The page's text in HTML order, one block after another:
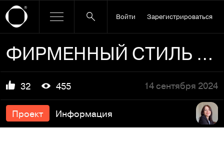
Войти Зарегистрироваться
ФИРМЕННЫЙ СТИЛЬ ПИЦЦЕРИИ | BRAND IDENTITY | LOGO
32 455 14 сентября 2024
Проект Информация